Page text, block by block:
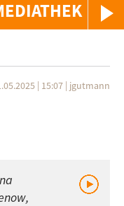
| 15:07 | jgutmann